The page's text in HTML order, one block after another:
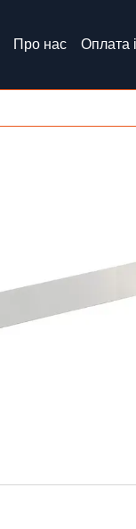
Про нас Оплата